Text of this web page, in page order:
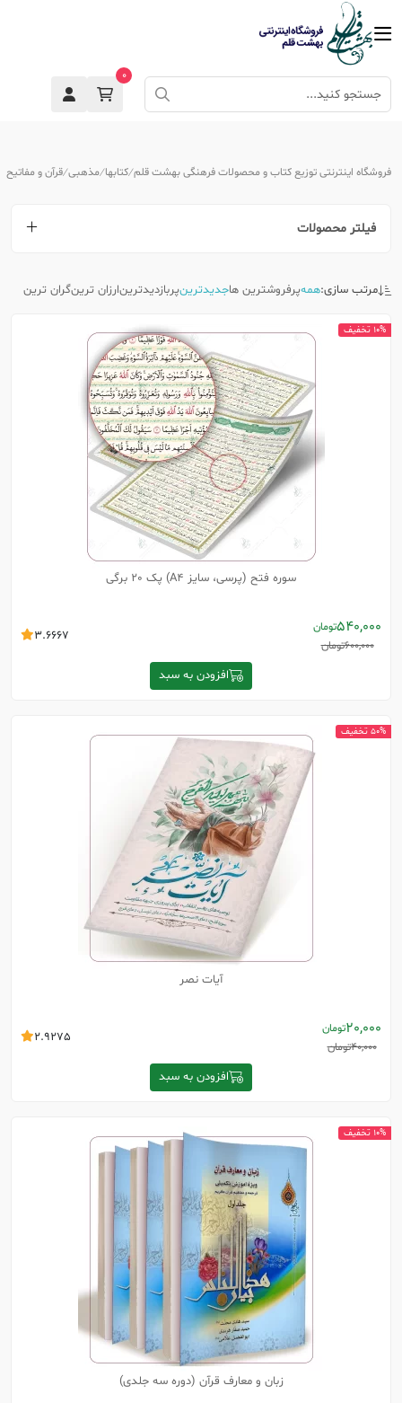
0
فروشگاه اینترنتی توزیع کتاب و محصولات فرهنگی بهشت قلم کتابها مذهبی قرآن و مفاتیح
فیلتر محصولات
مرتب سازی:همهپرفروشترین هاجدیدترینپربازدیدترینارزان ترینگران ترین
سوره فتح (پرسی، سایز A4) پک 20 برگی
540,000تومان
600,000تومان
3.6667
افزودن به سبد
10% تخفیف
آیات نصر
20,000تومان
40,000تومان
2.9275
افزودن به سبد
50% تخفیف
زبان و معارف قرآن (دوره سه جلدی)
10% تخفیف